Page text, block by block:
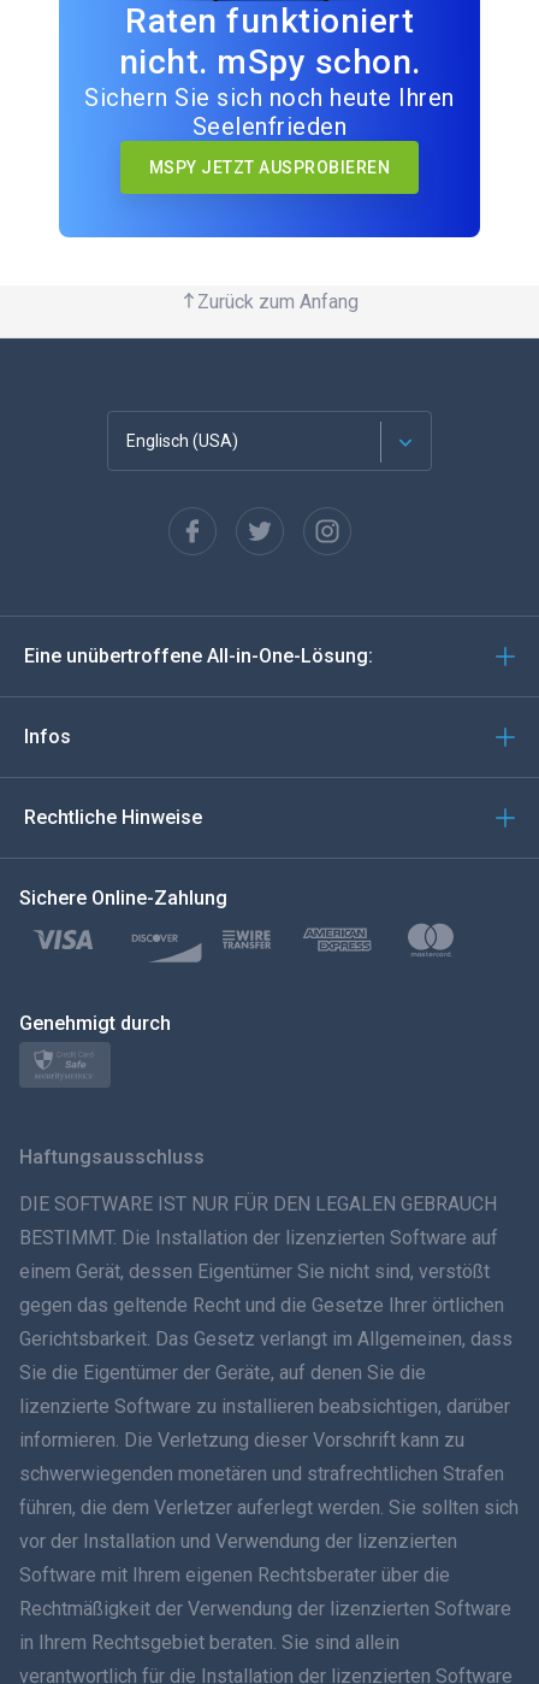
Raten funktioniert
nicht. mSpy schon.
Sichern Sie sich noch heute Ihren
Seelenfrieden
MSPY JETZT AUSPROBIEREN
Zurück zum Anfang
Englisch (USA)
Español
Deutsch
Türkçe
Polski
日本
ภาษาไทย
Dansk
हिंदी
עברית
Română
Ελληνικά
Tiếng Việt
Eine unübertroffene All-in-One-Lösung:
Infos
Rechtliche Hinweise
Sichere Online-Zahlung
Genehmigt durch
Haftungsausschluss
DIE SOFTWARE IST NUR FÜR DEN LEGALEN GEBRAUCH
BESTIMMT. Die Installation der lizenzierten Software auf
einem Gerät, dessen Eigentümer Sie nicht sind, verstößt
gegen das geltende Recht und die Gesetze Ihrer örtlichen
Gerichtsbarkeit. Das Gesetz verlangt im Allgemeinen, dass
Sie die Eigentümer der Geräte, auf denen Sie die
lizenzierte Software zu installieren beabsichtigen, darüber
informieren. Die Verletzung dieser Vorschrift kann zu
schwerwiegenden monetären und strafrechtlichen Strafen
führen, die dem Verletzer auferlegt werden. Sie sollten sich
vor der Installation und Verwendung der lizenzierten
Software mit Ihrem eigenen Rechtsberater über die
Rechtmäßigkeit der Verwendung der lizenzierten Software
in Ihrem Rechtsgebiet beraten. Sie sind allein
verantwortlich für die Installation der lizenzierten Software